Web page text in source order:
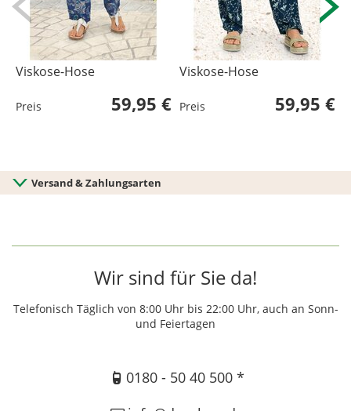
Viskose-Hose
Preis 59,95 €
Viskose-Hose
Preis 59,95 €
Versand & Zahlungsarten
Wir sind für Sie da!
Telefonisch Täglich von 8:00 Uhr bis 22:00 Uhr, auch an Sonn-
und Feiertagen
0180 - 50 40 500 *